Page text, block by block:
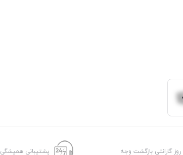
پشتیبانی همیشگی